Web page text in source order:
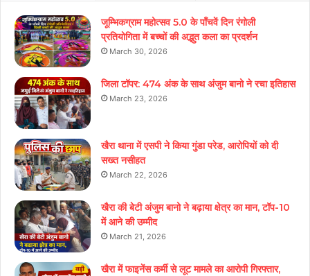
जूम्भिकग्राम महोत्सव 5.0 के पाँचवें दिन रंगोली
प्रतियोगिता में बच्चों की अद्भुत कला का प्रदर्शन
March 30, 2026
जिला टॉपर: 474 अंक के साथ अंजुम बानो ने रचा इतिहास
March 23, 2026
खैरा थाना में एसपी ने किया गुंडा परेड, आरोपियों को दी
सख्त नसीहत
March 22, 2026
खैरा की बेटी अंजुम बानो ने बढ़ाया क्षेत्र का मान, टॉप-10
में आने की उम्मीद
March 21, 2026
खैरा में फाइनेंस कर्मी से लूट मामले का आरोपी गिरफ्तार,